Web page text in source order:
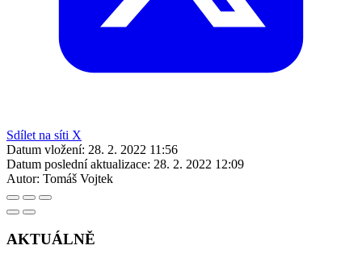
Sdílet na síti X
Datum vložení: 28. 2. 2022 11:56
Datum poslední aktualizace: 28. 2. 2022 12:09
Autor: Tomáš Vojtek
AKTUÁLNĚ